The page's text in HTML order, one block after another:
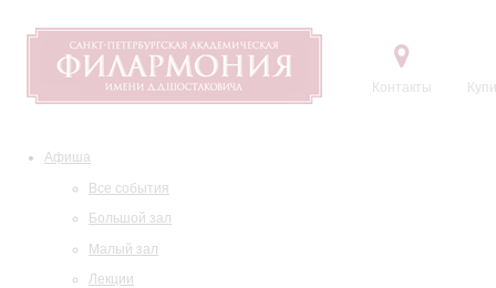
Контакты
Афиша
Все события
Большой зал
Малый зал
Лекции